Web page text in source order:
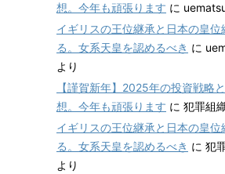
想。今年も頑張ります に
イギリスの王位継承と日本の皇位
る。女系天皇を認めるべき に
より
【謹賀新年】2025年の投資戦略
想。今年も頑張ります に 犯罪組
イギリスの王位継承と日本の皇位
る。女系天皇を認めるべき に 犯
より